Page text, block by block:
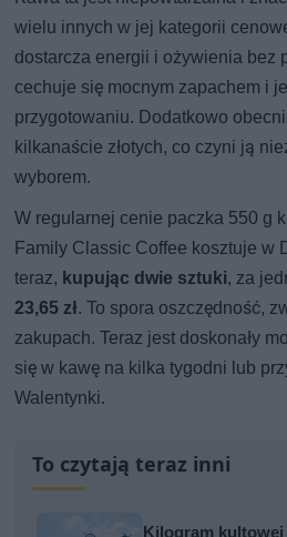
wielu innych w jej kategorii
dostarcza energii i ożywienia bez
cechuje się mocnym zapachem i
przygotowaniu. Dodatkowo
kilkanaście złotych, co czyni ją
wyborem.
W regularnej cenie paczka 550 g
Family Classic Coffee kosztuje w
teraz, kupując dwie sztuki, za
23,65 zł. To spora oszczędność,
zakupach. Teraz jest doskonały
się w kawę na kilka tygodni lub
Walentynki.
To czytają teraz inni
Kilogram